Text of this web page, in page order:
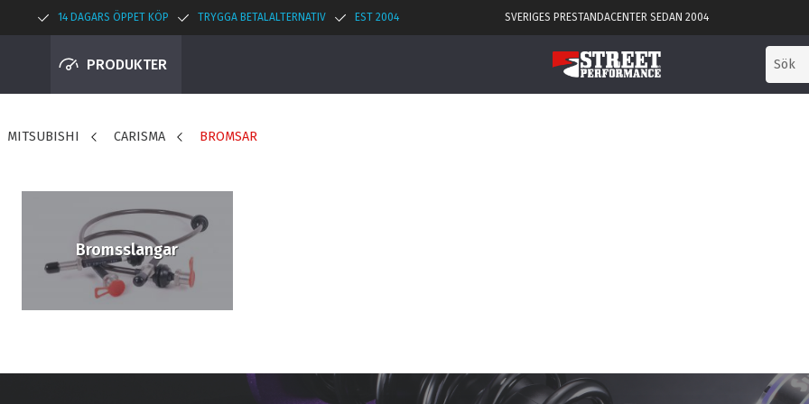
14 DAGARS ÖPPET KÖP TRYGGA BETALALTERNATIV EST 2004 SVERIGES PRESTANDACENTER SEDAN 2004
PRODUKTER
MITSUBISHI CARISMA BROMSAR
Bromsslangar